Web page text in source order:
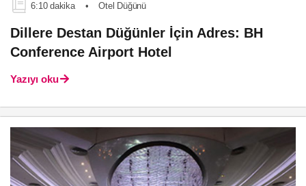
6:10 dakika • Otel Düğünü
Dillere Destan Düğünler İçin Adres: BH
Conference Airport Hotel
Yazıyı oku